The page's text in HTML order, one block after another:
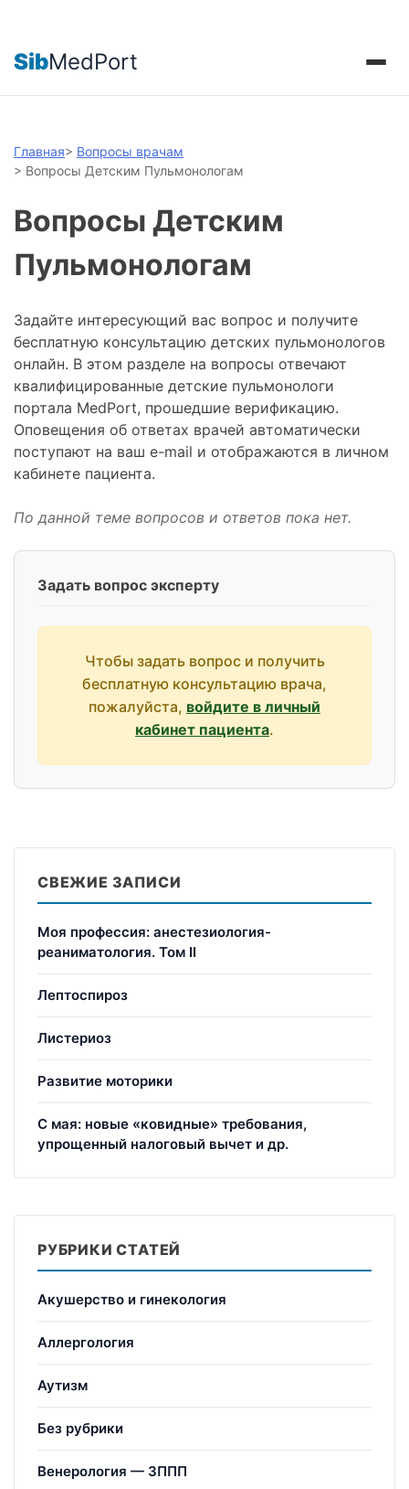
SibMedPort
Главная> Вопросы врачам
> Вопросы Детским Пульмонологам
Вопросы Детским
Пульмонологам
Задайте интересующий вас вопрос и получите
бесплатную консультацию детских пульмонологов
онлайн. В этом разделе на вопросы отвечают
квалифицированные детские пульмонологи
портала MedPort, прошедшие верификацию.
Оповещения об ответах врачей автоматически
поступают на ваш e-mail и отображаются в личном
кабинете пациента.
По данной теме вопросов и ответов пока нет.
Задать вопрос эксперту
Чтобы задать вопрос и получить
бесплатную консультацию врача,
пожалуйста, войдите в личный
кабинет пациента.
СВЕЖИЕ ЗАПИСИ
Моя профессия: анестезиология-
реаниматология. Том II
Лептоспироз
Листериоз
Развитие моторики
С мая: новые «ковидные» требования,
упрощенный налоговый вычет и др.
РУБРИКИ СТАТЕЙ
Акушерство и гинекология
Аллергология
Аутизм
Без рубрики
Венерология — ЗППП